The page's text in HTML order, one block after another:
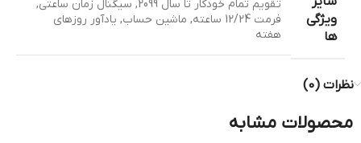
ویژگی
ها
تقویم تمام خودکار تا سال 2099 , سیگنال زمان ساعتی,
فرمت 12/24 ساعته
, ماشین حساب, یادآور روزهای
هفته
نظرات (0)
محصولات مشابه